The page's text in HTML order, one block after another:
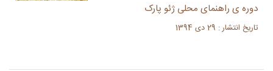
دوره ی راهنمای محلی ژئو پارک
تاریخ انتشار : 29 دی 1394